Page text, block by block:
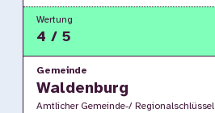
Wertung
4 / 5
Gemeinde
Waldenburg
Amtlicher Gemeinde-/ Regionalschlüssel